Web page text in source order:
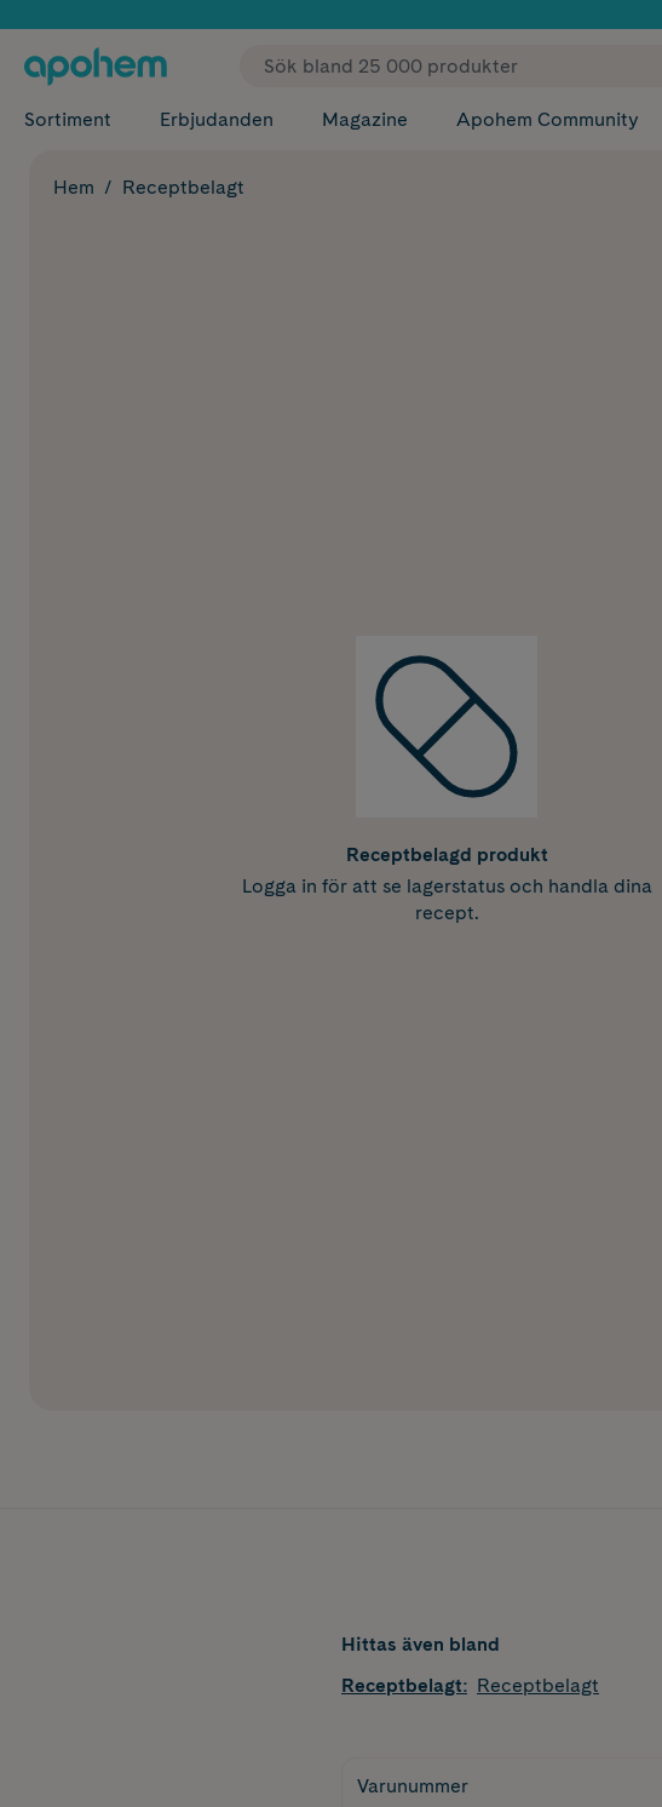
✓ Fri frakt
Sortiment Erbjudanden Magazine Apohem Community
Hem Receptbelagt
Receptbelagd produkt
Logga in för att se lagerstatus och handla dina
recept.
Hittas även bland
Receptbelagt: Receptbelagt
Varunummer